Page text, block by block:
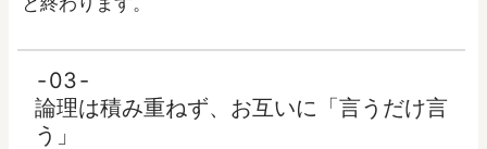
03
論理は積み重ねず、お互いに「言うだけ言
う」